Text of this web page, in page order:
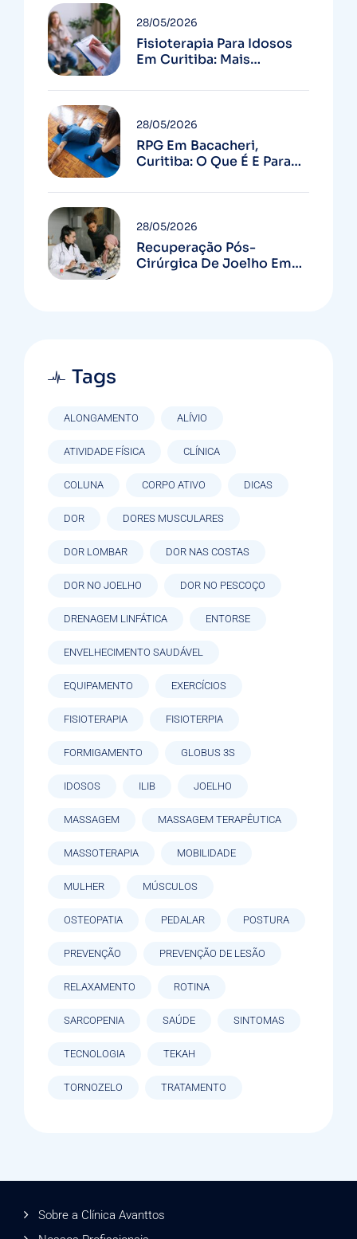
Fisioterapia Para Idosos
Em Curitiba: Mais
Quedas
28/05/2026
RPG Em Bacacheri,
Curitiba: O Que É E Para
28/05/2026
Recuperação Pós-
Cirúrgica De Joelho Em
28/05/2026
Tags
ALONGAMENTO ALÍVIO
ATIVIDADE FÍSICA CLÍNICA
COLUNA CORPO ATIVO DICAS
DOR DORES MUSCULARES
DOR LOMBAR DOR NAS COSTAS
DOR NO JOELHO DOR NO PESCOÇO
DRENAGEM LINFÁTICA ENTORSE
ENVELHECIMENTO SAUDÁVEL
EQUIPAMENTO EXERCÍCIOS
FISIOTERAPIA FISIOTERPIA
FORMIGAMENTO GLOBUS 3S
IDOSOS ILIB JOELHO
MASSAGEM MASSAGEM TERAPÊUTICA
MASSOTERAPIA MOBILIDADE
MULHER MÚSCULOS
OSTEOPATIA PEDALAR POSTURA
PREVENÇÃO PREVENÇÃO DE LESÃO
RELAXAMENTO ROTINA
SARCOPENIA SAÚDE SINTOMAS
TECNOLOGIA TEKAH
TORNOZELO TRATAMENTO
Sobre a Clínica Avanttos